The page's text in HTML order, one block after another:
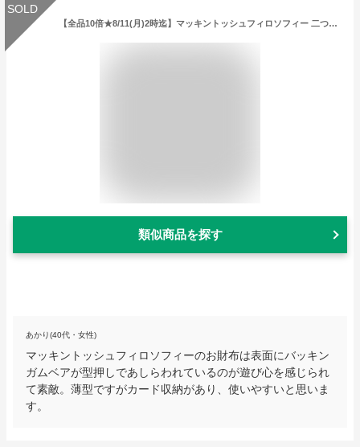
SOLD
【全品10倍★8/11(月)2時迄】マッキントッシュフィロソフィー 二つ折り財布 本革 メンズ MAP3120122 日本製 MACKINTOSH PHILOSOPHY バッキンガムベアモノグラム 牛革 レザー 型押し エンボス 熊[DL10][即日発送]
類似商品を探す
あかり(40代・女性)
マッキントッシュフィロソフィーのお財布は表面にバッキン
ガムベアが型押しであしらわれているのが遊び心を感じられ
て素敵。薄型ですがカード収納があり、使いやすいと思いま
す。